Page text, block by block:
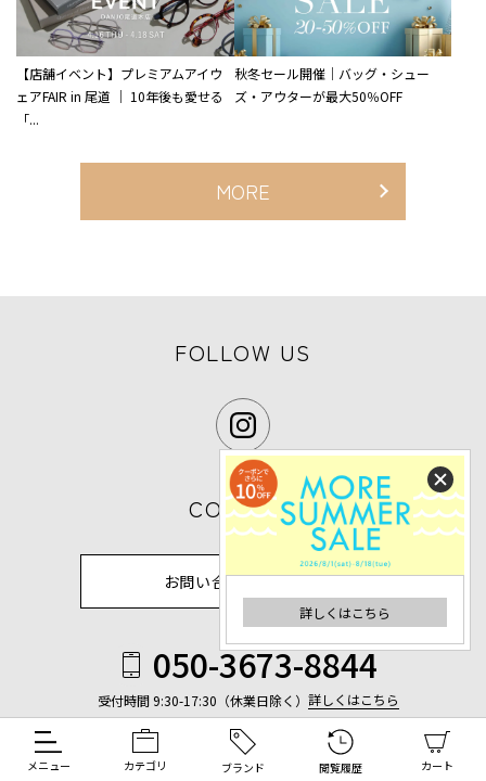
詳しくはこちら
メニュー カテゴリ ブランド 閲覧履歴 カート
【店舗イベント】プレミアムアイウ
ェアFAIR in 尾道 ｜ 10年後も愛せる
「...
秋冬セール開催｜バッグ・シュー
ズ・アウターが最大50％OFF
MORE
FOLLOW US
CONTACT
お問い合わせフォーム
050-3673-8844
受付時間 9:30-17:30（休業日除く） 詳しくはこちら